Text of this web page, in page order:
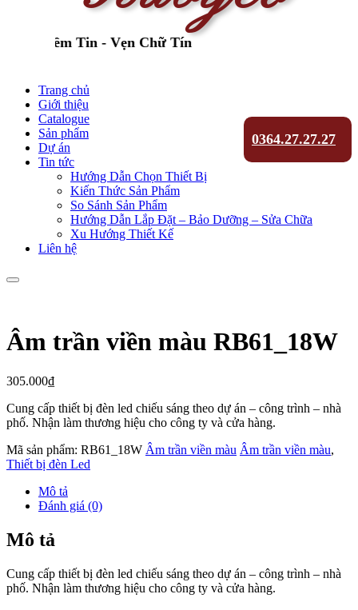
Niềm Tin - Vẹn Chữ Tín
0364.27.27.27
Trang chủ
Giới thiệu
Catalogue
Sản phẩm
Dự án
Tin tức
Hướng Dẫn Chọn Thiết Bị
Kiến Thức Sản Phẩm
So Sánh Sản Phẩm
Hướng Dẫn Lắp Đặt – Bảo Dưỡng – Sửa Chữa
Xu Hướng Thiết Kế
Liên hệ
Âm trần viền màu RB61_18W
305.000₫
Cung cấp thiết bị đèn led chiếu sáng theo dự án – công trình – nhà
phố. Nhận làm thương hiệu cho công ty và cửa hàng.
Mã sản phẩm: RB61_18W Âm trần viền màu Âm trần viền màu,
Thiết bị đèn Led
Mô tả
Đánh giá (0)
Mô tả
Cung cấp thiết bị đèn led chiếu sáng theo dự án – công trình – nhà
phố. Nhận làm thương hiệu cho công ty và cửa hàng.